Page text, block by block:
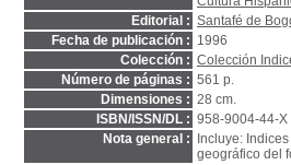
Editorial : Santafé de
Fecha de publicación : 1996
Colección : Colección
Número de páginas : 561 p.
Dimensiones : 28 cm.
ISBN/ISSN/DL : 958-9004-44-X
Nota general :
Incluye:
geográfico del